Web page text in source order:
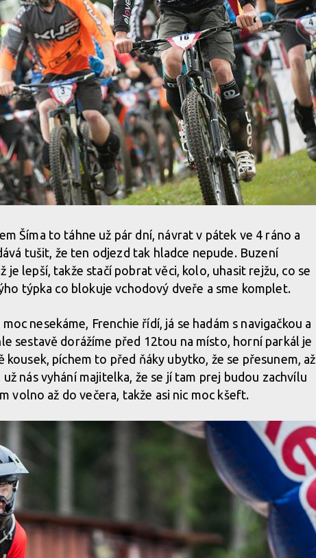
Šíma to táhne už pár dní, návrat v pátek ve 4 ráno a
tušit, že ten odjezd tak hladce nepude. Buzení
lepší, takže stačí pobrat věci, kolo, uhasit rejžu, co se
týpka co blokuje vchodový dveře a sme komplet.
nesekáme, Frenchie řídí, já se hadám s navigačkou a
sestavě dorážíme před 12tou na místo, horní parkál je
píchem to před ňáky ubytko, že se přesunem, až
nás vyhání majitelka, že se jí tam prej budou zachvílu
volno až do večera, takže asi nic moc kšeft.